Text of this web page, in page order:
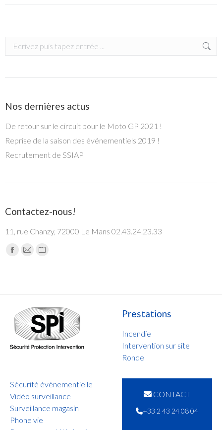
Search:
Nos dernières actus
De retour sur le circuit pour le Moto GP 2021 !
Reprise de la saison des événementiels 2019 !
Recrutement de SSIAP
Contactez-nous!
11, rue Chanzy, 72000 Le Mans 02.43.24.23.33
Trouvez nous sur :
Facebook
in
new
window
Mail
in
new
window
Site
opens
in
new
window
Prestations
Incendie
Intervention sur site
Ronde
Sécurité évènementielle
Vidéo surveillance
Surveillance magasin
Phone vie
CONTACT
+33 2 43 24 08 04